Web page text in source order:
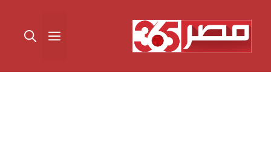
المحتوى القائمة